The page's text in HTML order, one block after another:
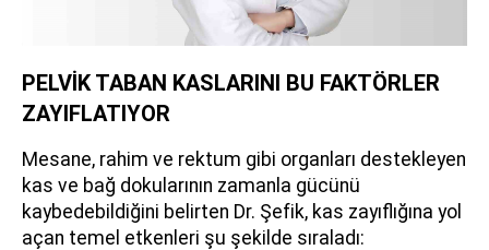
PELVİK TABAN KASLARINI BU FAKTÖRLER
ZAYIFLATIYOR
Mesane, rahim ve rektum gibi organları destekleyen
kas ve bağ dokularının zamanla gücünü
kaybedebildiğini belirten Dr. Şefik, kas zayıflığına yol
açan temel etkenleri şu şekilde sıraladı: